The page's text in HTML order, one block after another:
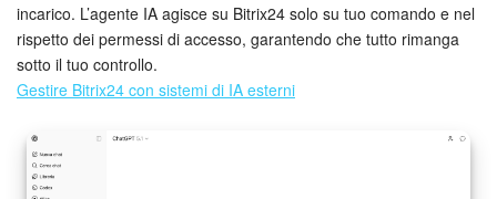
Siti e store
Online store
Dipendenti
incarico. L’agente IA agisce su Bitrix24 solo su tuo comando e nel
rispetto dei permessi di accesso, garantendo che tutto rimanga
sotto il tuo controllo.
Gestire Bitrix24 con sistemi di IA esterni